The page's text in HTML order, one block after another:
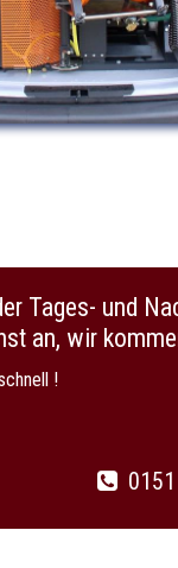
Tages- und
an, wir
!